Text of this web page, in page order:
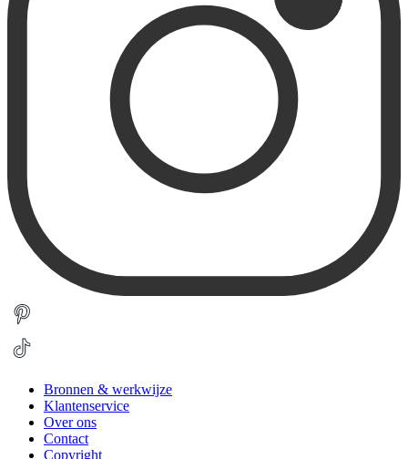
Bronnen & werkwijze
Klantenservice
Over ons
Contact
Copyright